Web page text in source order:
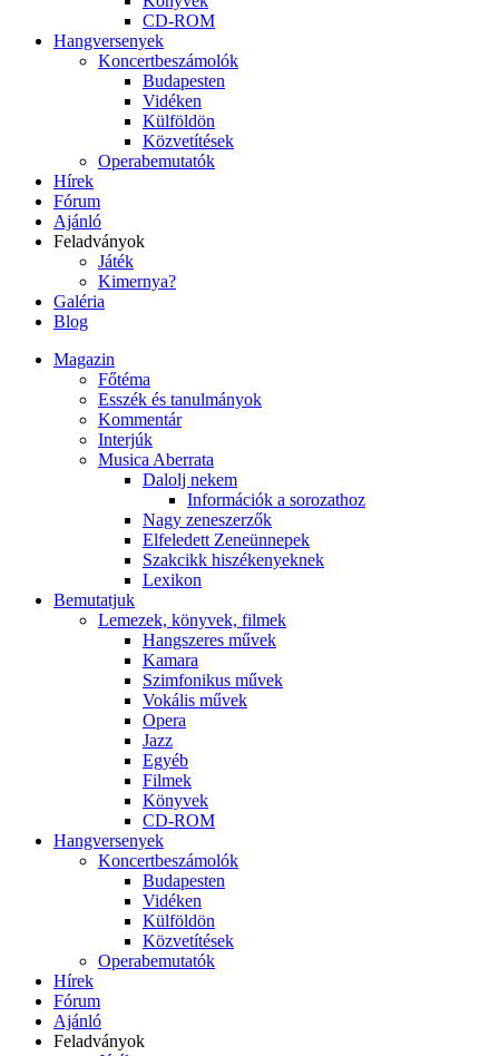
CD-ROM
Hangversenyek
Koncertbeszámolók
Budapesten
Vidéken
Külföldön
Közvetítések
Operabemutatók
Hírek
Fórum
Ajánló
Feladványok
Játék
Kimernya?
Galéria
Blog
Magazin
Főtéma
Esszék és tanulmányok
Kommentár
Interjúk
Musica Aberrata
Dalolj nekem
Információk a sorozathoz
Nagy zeneszerzők
Elfeledett Zeneünnepek
Szakcikk hiszékenyeknek
Lexikon
Bemutatjuk
Lemezek, könyvek, filmek
Hangszeres művek
Kamara
Szimfonikus művek
Vokális művek
Opera
Jazz
Egyéb
Filmek
Könyvek
CD-ROM
Hangversenyek
Koncertbeszámolók
Budapesten
Vidéken
Külföldön
Közvetítések
Operabemutatók
Hírek
Fórum
Ajánló
Feladványok